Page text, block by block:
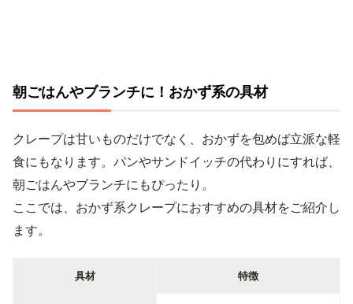
朝ごはんやブランチに！おかず系の具材
クレープは甘いものだけでなく、おかずを包めば立派な軽
食にもなります。パンやサンドイッチの代わりにすれば、
朝ごはんやブランチにもぴったり。
ここでは、おかず系クレープにおすすめの具材をご紹介し
ます。
具材 特徴